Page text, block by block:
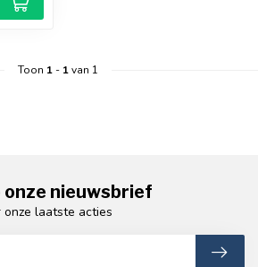
Toon 1- 1van 1
onze nieuwsbrief
laatste acties